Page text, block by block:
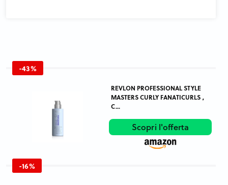
-43%
REVLON PROFESSIONAL STYLE
MASTERS CURLY FANATICURLS ,
C...
Scopri l'offerta
-16%